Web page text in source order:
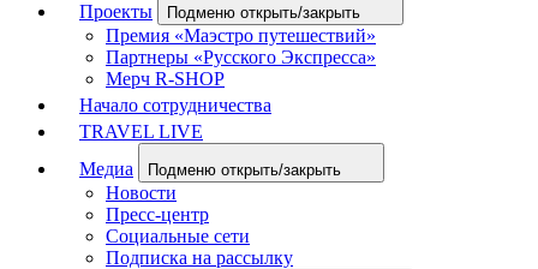
Проекты
Подменю открыть/закрыть
Премия «Маэстро путешествий»
Партнеры «Русского Экспресса»
Мерч R-SHOP
Начало сотрудничества
TRAVEL LIVE
Медиа
Подменю открыть/закрыть
Новости
Пресс-центр
Социальные сети
Подписка на рассылку